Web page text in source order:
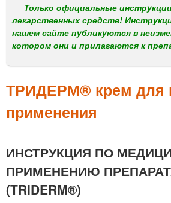
м
е
н
Только официальные
лекарственных средств!
нашем сайте публикуются в
котором они и прилагаются к
ТРИДЕРМ® крем для
применения
ИНСТРУКЦИЯ ПО
ПРИМЕНЕНИЮ
(TRIDERM®)